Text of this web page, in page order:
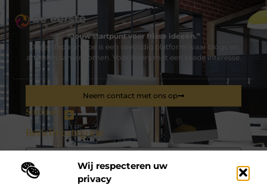
Wij respecteren uw
privacy
“Jouw startpunt voor frisse ideeën.”
Deeerstepagina.be is een veelzijdig platform waar blogs en
artikelen samenkomen. Voor lezers met een brede interesse.
Sitelinks
De best gelezen stukken op een rij
Wil je laadpalen installeren in Beveren? Hoe maak je het
Bericht categorie
Neem contact met ons op